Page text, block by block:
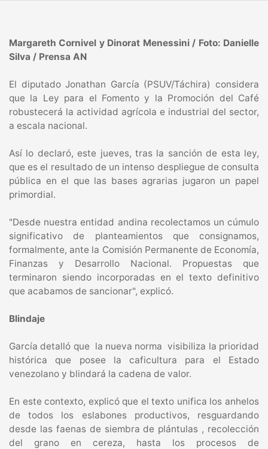
Margareth Cornivel y Dinorat Menessini / Foto: Danielle
Silva / Prensa AN
El diputado Jonathan García (PSUV/Táchira) considera
que la Ley para el Fomento y la Promoción del Café
robustecerá la actividad agrícola e industrial del sector,
a escala nacional.
Así lo declaró, este jueves, tras la sanción de esta ley,
que es el resultado de un intenso despliegue de consulta
pública en el que las bases agrarias jugaron un papel
primordial.
"Desde nuestra entidad andina recolectamos un cúmulo
significativo de planteamientos que consignamos,
formalmente, ante la Comisión Permanente de Economía,
Finanzas y Desarrollo Nacional. Propuestas que
terminaron siendo incorporadas en el texto definitivo
que acabamos de sancionar", explicó.
Blindaje
García detalló que la nueva norma visibiliza la prioridad
histórica que posee la caficultura para el Estado
venezolano y blindará la cadena de valor.
En este contexto, explicó que el texto unifica los anhelos
de todos los eslabones productivos, resguardando
desde las faenas de siembra de plántulas , recolección
del grano en cereza, hasta los procesos de